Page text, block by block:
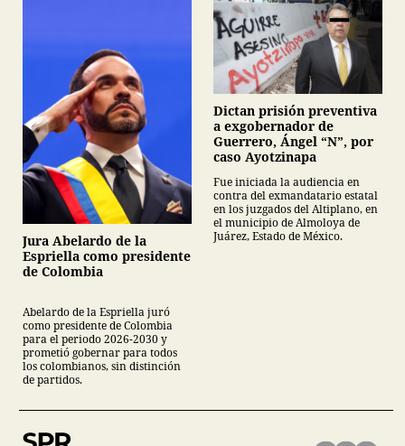
Jura Abelardo de la
Espriella como presidente
de Colombia
Abelardo de la Espriella juró
como presidente de Colombia
para el periodo 2026-2030 y
prometió gobernar para todos
los colombianos, sin distinción
de partidos.
Dictan prisión preventiva
a exgobernador de
Guerrero, Ángel “N”, por
caso Ayotzinapa
Fue iniciada la audiencia en
contra del exmandatario estatal
en los juzgados del Altiplano, en
el municipio de Almoloya de
Juárez, Estado de México.